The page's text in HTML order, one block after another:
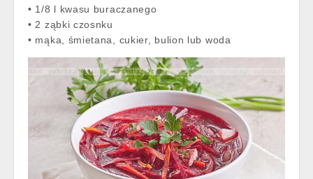
• 1/8 l kwasu buraczanego
• 2 ząbki czosnku
• mąka, śmietana, cukier, bulion lub woda